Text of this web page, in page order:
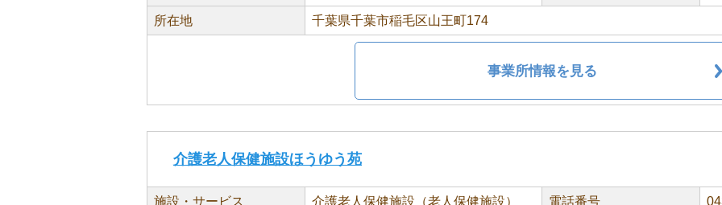
所在地 千葉県千葉市稲毛区山王町174
事業所情報を見る
介護老人保健施設ほうゆう苑
施設・サービス 介護老人保健施設（老人保健施設） 電話番号